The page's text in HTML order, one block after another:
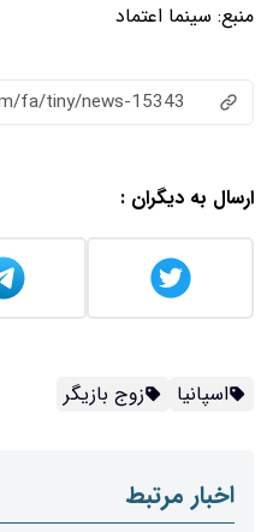
منبع: سینما اعتماد
fa/tiny/news-15343
ارسال به دیگران :
اسپانیا زوج بازیگر
اخبار مرتبط